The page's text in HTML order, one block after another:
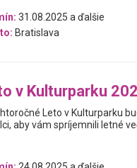
31.08.2025 a ďalšie
Bratislava
v Kulturparku
Leto v Kulturparku
aby vám spríjemnili letné